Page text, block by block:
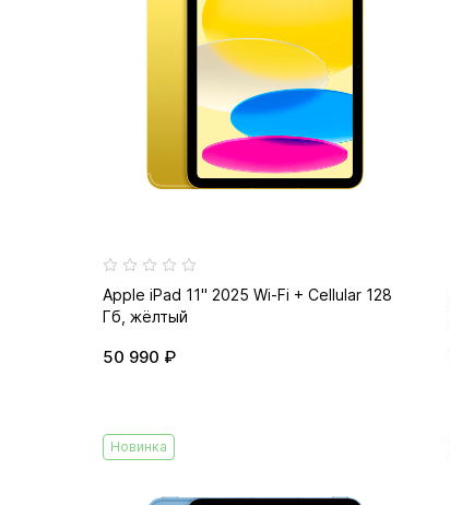
Apple iPad 11" 2025 Wi-Fi + Cellular 128
Гб, жёлтый
50 990 ₽
Новинка